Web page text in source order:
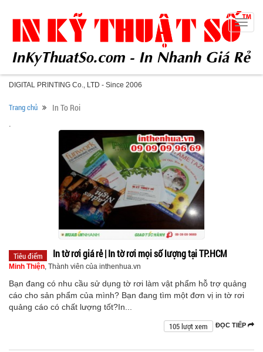
DIGITAL PRINTING Co., LTD - Since 2006
Toggle
Trang chủ In To Roi
.
Tiêu điểm In tờ rơi giá rẻ | In tờ rơi mọi số lượng tại TP.HCM
Minh Thiện, Thành viên của inthenhua.vn
Bạn đang có nhu cầu sử dụng tờ rơi làm vật phẩm hỗ trợ quảng
cáo cho sản phẩm của mình? Bạn đang tìm một đơn vị in tờ rơi
quảng cáo có chất lượng tốt?In...
ĐỌC TIẾP
105 lượt xem